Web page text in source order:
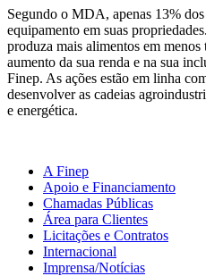
Segundo o MDA, apenas 13%
equipamento em suas
produza mais alimentos em
aumento da sua renda e na sua
Finep. As ações estão em linha
desenvolver as cadeias
e energética.
A Finep
Apoio e Financiamento
Chamadas Públicas
Área para Clientes
Licitações e Contratos
Internacional
Imprensa/Notícias